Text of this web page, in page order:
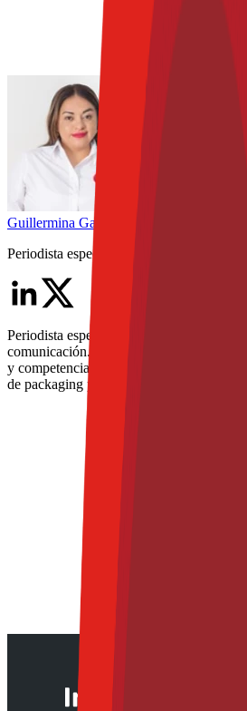
Guillermina García
Periodista especializada Senior
Periodista especializada con más de 15
comunicación. En los últimos 8 años ha
y competencias en la industria de
de packaging para alimentos.